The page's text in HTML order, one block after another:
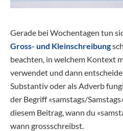
Gerade bei Wochentagen tun
Gross- und Kleinschreibung
beachten, in welchem Kontext
verwendet und dann
Substantiv oder als Adverb
der Begriff «samstags/
diesem Beitrag, wann du
wann grossschreibst.